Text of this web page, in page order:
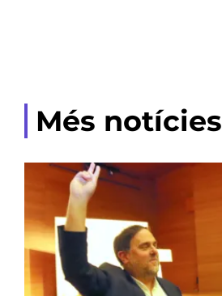
Més notícies